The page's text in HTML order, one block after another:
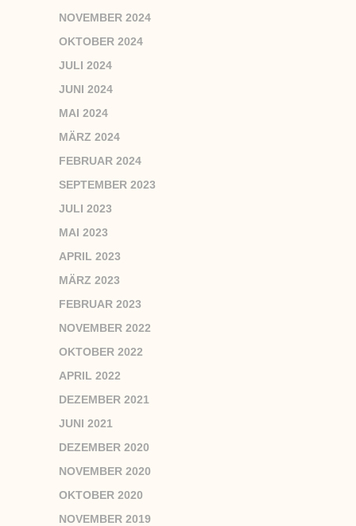
NOVEMBER 2024
OKTOBER 2024
JULI 2024
JUNI 2024
MAI 2024
MÄRZ 2024
FEBRUAR 2024
SEPTEMBER 2023
JULI 2023
MAI 2023
APRIL 2023
MÄRZ 2023
FEBRUAR 2023
NOVEMBER 2022
OKTOBER 2022
APRIL 2022
DEZEMBER 2021
JUNI 2021
DEZEMBER 2020
NOVEMBER 2020
OKTOBER 2020
NOVEMBER 2019